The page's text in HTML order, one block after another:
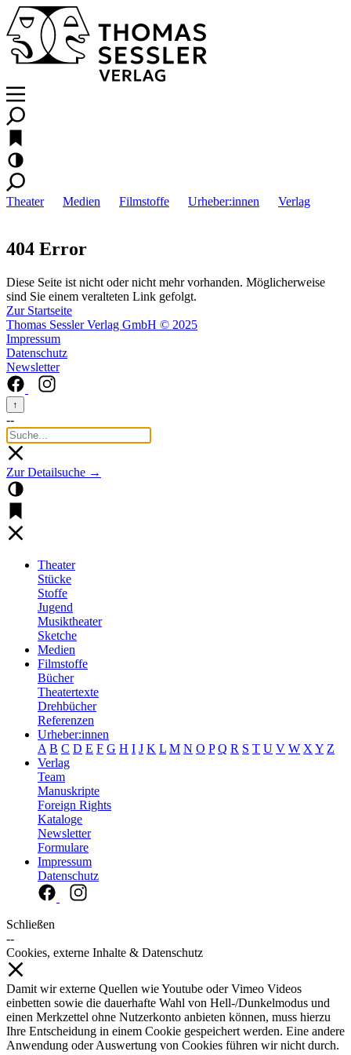
Theater Medien Filmstoffe Urheber:innen Verlag
404 Error
Diese Seite ist nicht oder nicht mehr vorhanden. Möglicherweise
sind Sie einem veralteten Link gefolgt.
Zur Startseite
Thomas Sessler Verlag GmbH © 2025
Impressum
Datenschutz
Newsletter
↑
--
Zur Detailsuche →
Theater
Stücke
Stoffe
Jugend
Musiktheater
Sketche
Medien
Filmstoffe
Bücher
Theatertexte
Drehbücher
Referenzen
Urheber:innen
A B C D E F G H I J K L M N O P Q R S T U V W X Y Z
Verlag
Team
Manuskripte
Foreign Rights
Kataloge
Newsletter
Formulare
Impressum
Datenschutz
Schließen
--
Cookies, externe Inhalte & Datenschutz
Damit wir externe Quellen wie Youtube oder Vimeo Videos
einbetten sowie die dauerhafte Wahl von Hell-/Dunkelmodus und
einen Merkzettel ohne Nutzerkonto anbieten können, muss hierzu
Ihre Entscheidung in einem Cookie gespeichert werden. Eine andere
Anwendung oder Auswertung von Cookies führen wir nicht durch.